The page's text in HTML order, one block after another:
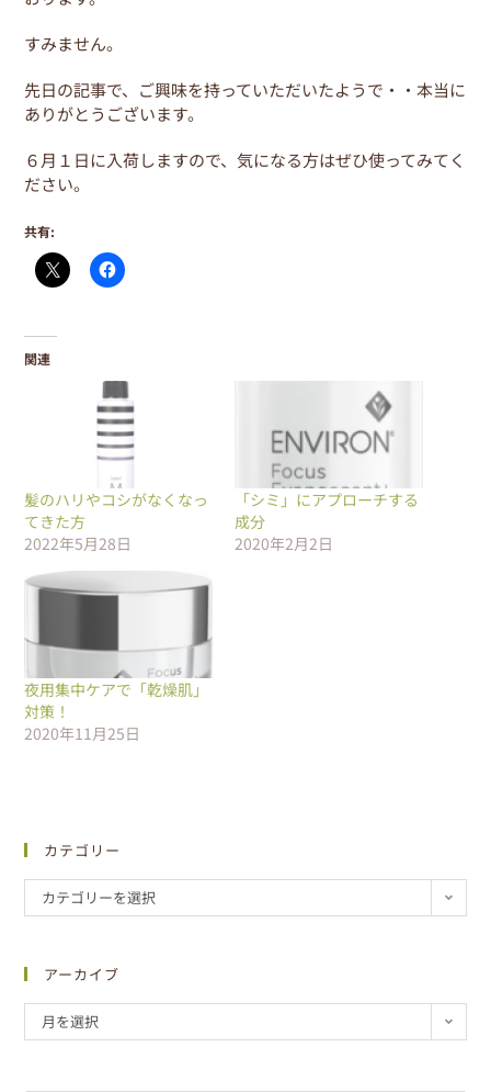
すみません。
先日の記事で、ご興味を持っていただいたようで・・本当に
ありがとうございます。
６月１日に入荷しますので、気になる方はぜひ使ってみてく
ださい。
共有:
関連
髪のハリやコシがなくなっ
てきた方
2022年5月28日
「シミ」にアプローチする
成分
2020年2月2日
夜用集中ケアで「乾燥肌」
対策！
2020年11月25日
カテゴリー
カテゴリーを選択
アーカイブ
月を選択